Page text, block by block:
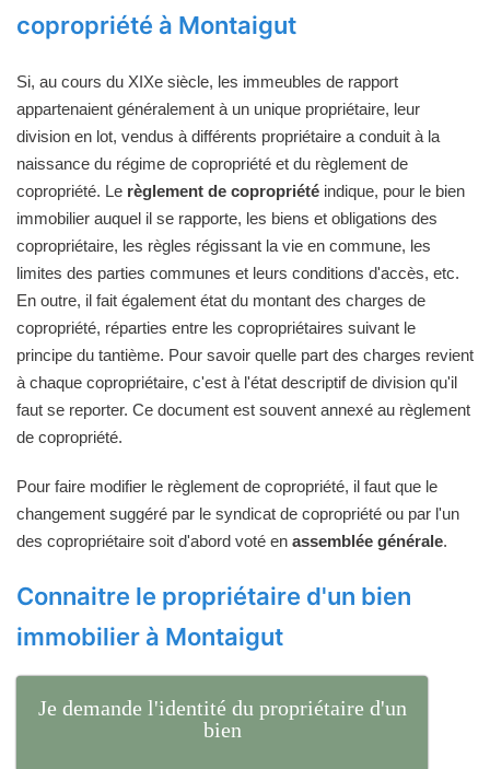
copropriété à Montaigut
Si, au cours du XIXe siècle, les immeubles de rapport
appartenaient généralement à un unique propriétaire, leur
division en lot, vendus à différents propriétaire a conduit à la
naissance du régime de copropriété et du règlement de
copropriété. Le règlement de copropriété indique, pour le bien
immobilier auquel il se rapporte, les biens et obligations des
copropriétaire, les règles régissant la vie en commune, les
limites des parties communes et leurs conditions d'accès, etc.
En outre, il fait également état du montant des charges de
copropriété, réparties entre les copropriétaires suivant le
principe du tantième. Pour savoir quelle part des charges revient
à chaque copropriétaire, c'est à l'état descriptif de division qu'il
faut se reporter. Ce document est souvent annexé au règlement
de copropriété.
Pour faire modifier le règlement de copropriété, il faut que le
changement suggéré par le syndicat de copropriété ou par l'un
des copropriétaire soit d'abord voté en assemblée générale.
Connaitre le propriétaire d'un bien
immobilier à Montaigut
Je demande l'identité du propriétaire d'un
bien